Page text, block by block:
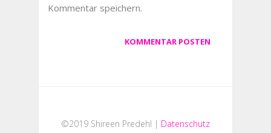
Kommentar speichern.
©2019 Shireen Predehl | Datenschutz